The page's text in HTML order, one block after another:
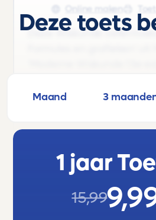
Online maken
Deze Wiskunde
Formules en grafieken'
|Vmbo-(kg)t |Klas 1 13' is
Klas 1 van Vmbo-(kg)t.
formules, tabellen en
Deze toets
Maand 3
1 jaar
15,99